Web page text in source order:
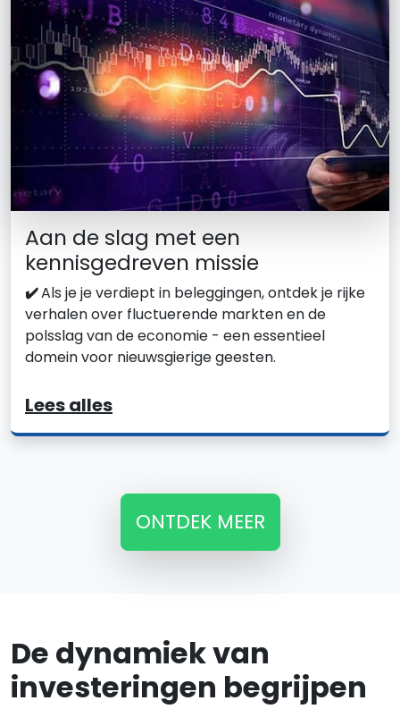
Aan de slag met een
kennisgedreven missie
✔️Als je je verdiept in beleggingen, ontdek je rijke
verhalen over fluctuerende markten en de
polsslag van de economie - een essentieel
domein voor nieuwsgierige geesten.
Lees alles
ONTDEK MEER
De dynamiek van
investeringen begrijpen